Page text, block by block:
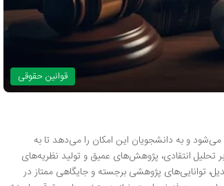
قوانین حقوقی
و به دانشجویان این امکان را می‌دهد تا به
تحلیل انتقادی، پژوهش‌های عمیق و تولید نظریه‌های
توانایی‌های پژوهشی برجسته و جایگاهی ممتاز در